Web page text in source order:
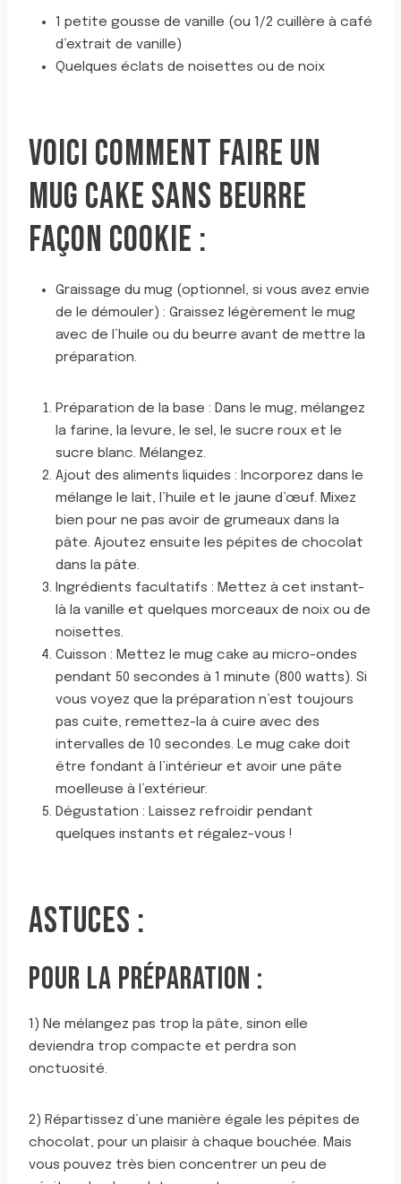
1 petite gousse de vanille (ou 1/2 cuillère à café
d’extrait de vanille)
Quelques éclats de noisettes ou de noix
VOICI COMMENT FAIRE UN
MUG CAKE SANS BEURRE
FAÇON COOKIE :
Graissage du mug (optionnel, si vous avez envie
de le démouler) : Graissez légèrement le mug
avec de l’huile ou du beurre avant de mettre la
préparation.
Préparation de la base : Dans le mug, mélangez
la farine, la levure, le sel, le sucre roux et le
sucre blanc. Mélangez.
Ajout des aliments liquides : Incorporez dans le
mélange le lait, l’huile et le jaune d’œuf. Mixez
bien pour ne pas avoir de grumeaux dans la
pâte. Ajoutez ensuite les pépites de chocolat
dans la pâte.
Ingrédients facultatifs : Mettez à cet instant-
là la vanille et quelques morceaux de noix ou de
noisettes.
Cuisson : Mettez le mug cake au micro-ondes
pendant 50 secondes à 1 minute (800 watts). Si
vous voyez que la préparation n’est toujours
pas cuite, remettez-la à cuire avec des
intervalles de 10 secondes. Le mug cake doit
être fondant à l’intérieur et avoir une pâte
moelleuse à l’extérieur.
Dégustation : Laissez refroidir pendant
quelques instants et régalez-vous !
ASTUCES :
POUR LA PRÉPARATION :
1) Ne mélangez pas trop la pâte, sinon elle
deviendra trop compacte et perdra son
onctuosité.
2) Répartissez d’une manière égale les pépites de
chocolat, pour un plaisir à chaque bouchée. Mais
vous pouvez très bien concentrer un peu de